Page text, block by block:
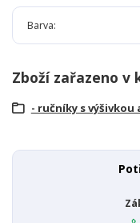
Barva
Zboží zařazeno v
- ručníky s výšivkou